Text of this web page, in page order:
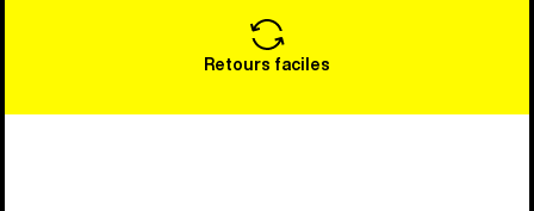
Retours faciles